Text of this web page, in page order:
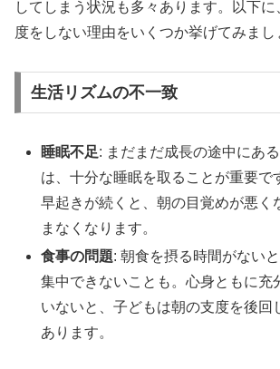
してしまう状況も多々あります。以下
度をしない理由をいくつか挙げてみまし
生活リズムの不一致
睡眠不足: まだまだ成長の途中にあ
は、十分な睡眠を取ることが重要で
早起きが続くと、朝の目覚めが悪く
まなくなります。
食事の問題: 朝食を摂る時間がない
集中できないことも。心身ともに充
いないと、子どもは朝の支度を後回
あります。